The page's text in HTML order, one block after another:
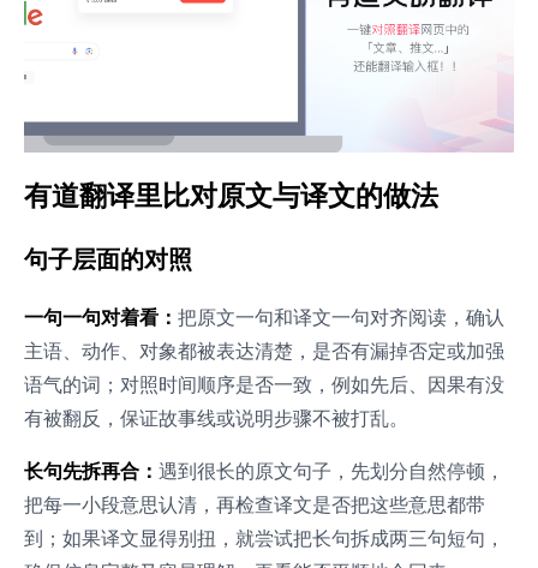
有道翻译里比对原文与译文的做法
句子层面的对照
一句一句对着看： 把原文一句和译文一句对齐阅读，确认
主语、动作、对象都被表达清楚，是否有漏掉否定或加强
语气的词；对照时间顺序是否一致，例如先后、因果有没
有被翻反，保证故事线或说明步骤不被打乱。
长句先拆再合： 遇到很长的原文句子，先划分自然停顿，
把每一小段意思认清，再检查译文是否把这些意思都带
到；如果译文显得别扭，就尝试把长句拆成两三句短句，